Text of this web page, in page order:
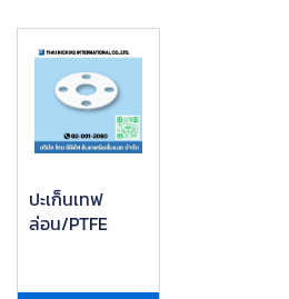
ปะเก็นเทฟ
ล่อน/PTFE